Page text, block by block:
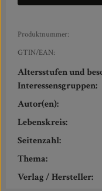
Produktnummer:
GTIN/EAN:
Altersstufen und
Interessensgruppen:
Autor(en):
Lebenskreis:
Seitenzahl:
Thema:
Verlag / Hersteller: